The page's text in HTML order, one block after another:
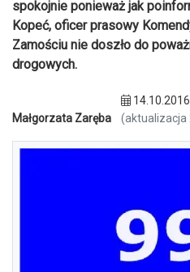
spokojnie ponieważ jak
Kopeć, oficer prasowy
Zamościu nie doszło do
drogowych.
Małgorzata Zaręba
(aktualizacja